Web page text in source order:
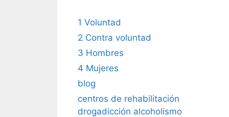
1 Voluntad
2 Contra voluntad
3 Hombres
4 Mujeres
blog
centros de rehabilitación
drogadicción alcoholismo